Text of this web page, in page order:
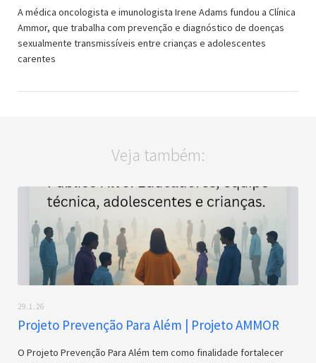
A médica oncologista e imunologista Irene Adams fundou a Clínica
Ammor, que trabalha com prevenção e diagnóstico de doenças
sexualmente transmissíveis entre crianças e adolescentes
carentes
Veja também:
29.1.26
Projeto Prevenção Para Além | Projeto AMMOR
O Projeto Prevenção Para Além tem como finalidade fortalecer